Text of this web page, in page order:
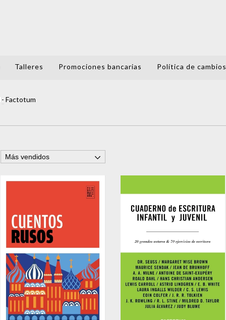
Talleres Promociones bancarias Política de cambios
- Factotum